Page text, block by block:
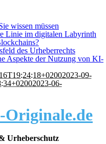
wissen müssen
Linie im digitalen Labyrinth
des Urheberrechts
Aspekte der Nutzung von KI-
2023-09-
2023-06-
Urheberschutz